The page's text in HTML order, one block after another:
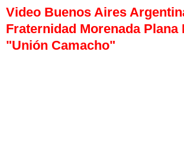
Video Buenos Aires
Fraternidad Morenada Plana
"Unión Camacho"